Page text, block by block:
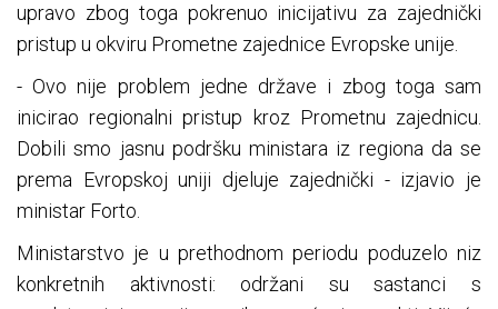
upravo zbog toga pokrenuo inicijativu za zajednički
pristup u okviru Prometne zajednice Evropske unije.
- Ovo nije problem jedne države i zbog toga sam
inicirao regionalni pristup kroz Prometnu zajednicu.
Dobili smo jasnu podršku ministara iz regiona da se
prema Evropskoj uniji djeluje zajednički - izjavio je
ministar Forto.
Ministarstvo je u prethodnom periodu poduzelo niz
konkretnih aktivnosti: održani su sastanci s